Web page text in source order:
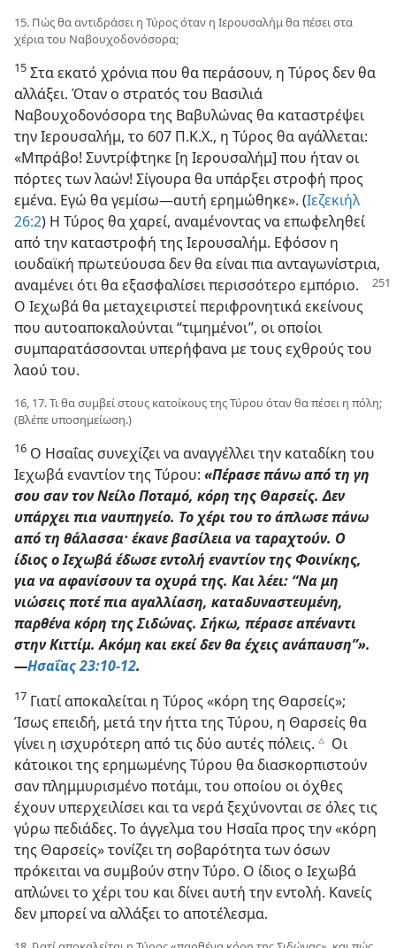
15. Πώς θα αντιδράσει η Τύρος όταν η Ιερουσαλήμ θα πέσει στα
χέρια του Ναβουχοδονόσορα;
15 Στα εκατό χρόνια που θα περάσουν, η Τύρος δεν θα
αλλάξει. Όταν ο στρατός του Βασιλιά
Ναβουχοδονόσορα της Βαβυλώνας θα καταστρέψει
την Ιερουσαλήμ, το 607 Π.Κ.Χ., η Τύρος θα αγάλλεται:
«Μπράβο! Συντρίφτηκε [η Ιερουσαλήμ] που ήταν οι
πόρτες των λαών! Σίγουρα θα υπάρξει στροφή προς
εμένα. Εγώ θα γεμίσω—αυτή ερημώθηκε». (Ιεζεκιήλ
26:2) Η Τύρος θα χαρεί, αναμένοντας να επωφεληθεί
από την καταστροφή της Ιερουσαλήμ. Εφόσον η
ιουδαϊκή πρωτεύουσα δεν θα είναι πια ανταγωνίστρια,
αναμένει ότι θα εξασφαλίσει περισσότερο εμπόριο.
Ο Ιεχωβά θα μεταχειριστεί περιφρονητικά εκείνους
που αυτοαποκαλούνται “τιμημένοι”, οι οποίοι
συμπαρατάσσονται υπερήφανα με τους εχθρούς του
λαού του.
16, 17. Τι θα συμβεί στους κατοίκους της Τύρου όταν θα πέσει η πόλη;
(Βλέπε υποσημείωση.)
16 Ο Ησαΐας συνεχίζει να αναγγέλλει την καταδίκη του
Ιεχωβά εναντίον της Τύρου: «Πέρασε πάνω από τη γη
σου σαν τον Νείλο Ποταμό, κόρη της Θαρσείς. Δεν
υπάρχει πια ναυπηγείο. Το χέρι του το άπλωσε πάνω
από τη θάλασσα· έκανε βασίλεια να ταραχτούν. Ο
ίδιος ο Ιεχωβά έδωσε εντολή εναντίον της Φοινίκης,
για να αφανίσουν τα οχυρά της. Και λέει: “Να μη
νιώσεις ποτέ πια αγαλλίαση, καταδυναστευμένη,
παρθένα κόρη της Σιδώνας. Σήκω, πέρασε απέναντι
στην Κιττίμ. Ακόμη και εκεί δεν θα έχεις ανάπαυση”».
—Ησαΐας 23:10-12.
17 Γιατί αποκαλείται η Τύρος «κόρη της Θαρσείς»;
Ίσως επειδή, μετά την ήττα της Τύρου, η Θαρσείς θα
γίνει η ισχυρότερη από τις δύο αυτές πόλεις. c Οι
κάτοικοι της ερημωμένης Τύρου θα διασκορπιστούν
σαν πλημμυρισμένο ποτάμι, του οποίου οι όχθες
έχουν υπερχειλίσει και τα νερά ξεχύνονται σε όλες τις
γύρω πεδιάδες. Το άγγελμα του Ησαΐα προς την «κόρη
της Θαρσείς» τονίζει τη σοβαρότητα των όσων
πρόκειται να συμβούν στην Τύρο. Ο ίδιος ο Ιεχωβά
απλώνει το χέρι του και δίνει αυτή την εντολή. Κανείς
δεν μπορεί να αλλάξει το αποτέλεσμα.